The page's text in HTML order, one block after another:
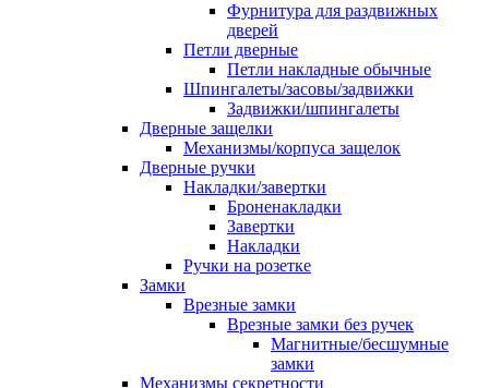
Фурнитура для раздвижных
дверей
Петли дверные
Петли накладные обычные
Шпингалеты/засовы/задвижки
Задвижки/шпингалеты
Дверные защелки
Механизмы/корпуса защелок
Дверные ручки
Накладки/завертки
Броненакладки
Завертки
Накладки
Ручки на розетке
Замки
Врезные замки
Врезные замки без ручек
Магнитные/бесшумные
замки
Механизмы секретности